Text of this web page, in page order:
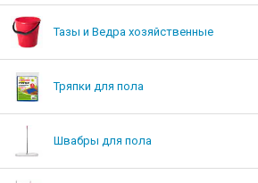
Тазы и Ведра хозяйственные
Тряпки для пола
Швабры для пола